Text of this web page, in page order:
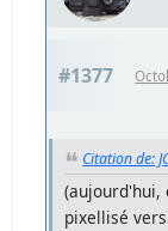
#1377
Citation de:
pixellisé